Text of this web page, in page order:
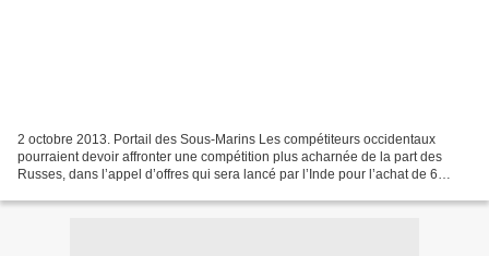
2 octobre 2013. Portail des Sous-Marins Les compétiteurs occidentaux
pourraient devoir affronter une compétition plus acharnée de la part des
Russes, dans l’appel d’offres qui sera lancé par l’Inde pour l’achat de 6